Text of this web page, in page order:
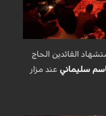
القائدين الحاج
سليماني عند مزار